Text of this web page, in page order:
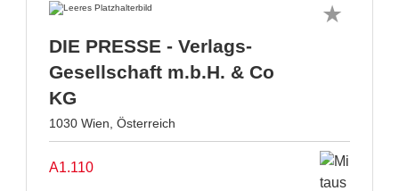
DIE PRESSE - Verlags-
Gesellschaft m.b.H. & Co
KG
1030 Wien, Österreich
A1.110